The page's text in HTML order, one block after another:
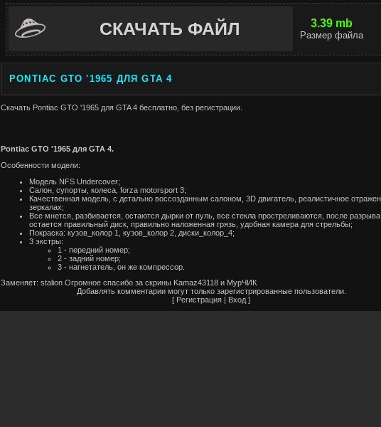
СКАЧАТЬ ФАЙЛ 3.39 mb
Размер файла
PONTIAC GTO '1965 ДЛЯ GTA 4
Скачать Pontiac GTO '1965 для GTA 4 бесплатно, без регистрации.
Pontiac GTO '1965 для GTA 4.
Особенности модели:
Модель NFS Undercover;
Салон, супорты, колеса, forza motorsport 3;
Качественная модель, с детально воссозданным салоном, 3D двигатель, реалистичное
зеркалах;
Все мнется, разбивается, остаются дырки от пуль, все стекла простреливаются, после
остается правильный диск, правильно наложенная грязь, удобная камера для стрельбы;
Покраска: кузов_колор 1, кузов_колор 2, диски_колор_4;
3 экстры:
1 - передний номер;
2 - задний номер;
3 - нагнетатель, он же компресcор.
Заменяет: stalion Огромное спасибо за скрины Kamaz43118 и МурЧИК
Добавлять комментарии могут только зарегистрированные пользователи.
[ Регистрация Вход ]